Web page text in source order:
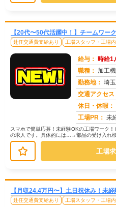
【20代〜50代活躍中！】チームワー
赴任交通費支給あり 工場スタッフ・工場
給与： 時給
職種： 加工
勤務地： 埼
交通アクセス
休日・休暇：
工場PR： 未経験でも
スマホで簡単応募！未経験OKの工場ワーク
の求人です。具体的には…→部品の受け入れ
搬：カートを使って指定場所へ移動...
工場
【月収24.4万円〜】土日祝休み！未
赴任交通費支給あり 工場スタッフ・工場